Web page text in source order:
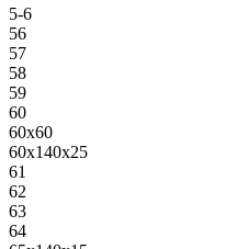
5-6
56
57
58
59
60
60х60
60х140х25
61
62
63
64